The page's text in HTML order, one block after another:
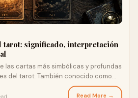
tarot: significado, interpretación
las cartas más simbólicas y profundas
del tarot. También conocido como
Read More →